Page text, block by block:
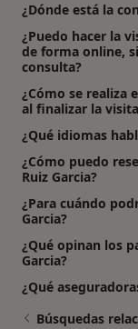
¿Dónde está la
¿Puedo hacer la
de forma online,
consulta?
¿Cómo se realiza
al finalizar la
¿Qué idiomas
¿Cómo puedo
Ruiz Garcia?
¿Para cuándo
Garcia?
¿Qué opinan los
Garcia?
¿Qué
Búsquedas